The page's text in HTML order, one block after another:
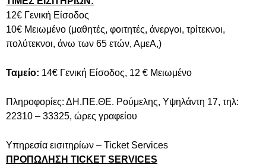
12€ Γενική Είσοδος
10€ Μειωμένο (μαθητές, φοιτητές, άνεργοι, τρίτεκνοι,
πολύτεκνοι, άνω των 65 ετών, ΑμεΑ,)
Ταμείο: 14€ Γενική Είσοδος, 12 € Μειωμένο
Πληροφορίες: ΔΗ.ΠΕ.ΘΕ. Ρούμελης, Υψηλάντη 17, τηλ:
22310 – 33325, ώρες γραφείου
Υπηρεσία εισιτηρίων – Ticket Services
ΠΡΟΠΩΛΗΣΗ TICKET SERVICES